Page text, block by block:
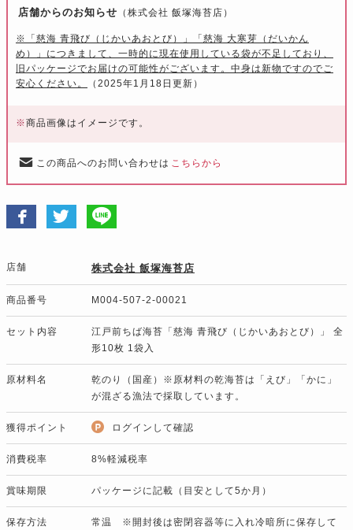
店舗からのお知らせ （株式会社 飯塚海苔店）
※「慈海 青飛び（じかいあおとび）」「慈海 大寒芽（だいかん
め）」につきまして、一時的に現在使用している袋が不足しており、
旧パッケージでお届けの可能性がございます。中身は新物ですのでご
安心ください。
（2025年1月18日更新）
※商品画像はイメージです。
この商品へのお問い合わせは こちらから
店舗 株式会社 飯塚海苔店
商品番号 M004-507-2-00021
セット内容
江戸前ちば海苔「慈海 青飛び（じかいあおとび）」 全
形10枚 1袋入
原材料名
乾のり（国産）※原材料の乾海苔は「えび」「かに」
が混ざる漁法で採取しています。
獲得ポイント ログインして確認
消費税率 8%軽減税率
賞味期限 パッケージに記載（目安として5か月）
保存方法 常温 ※開封後は密閉容器等に入れ冷暗所に保存して